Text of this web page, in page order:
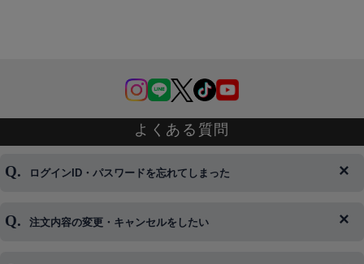
よくある質問
ログインID・パスワードを忘れてしまった
◆下記ページより、ログインIDの変更が可能です。
注文内容の変更・キャンセルをしたい